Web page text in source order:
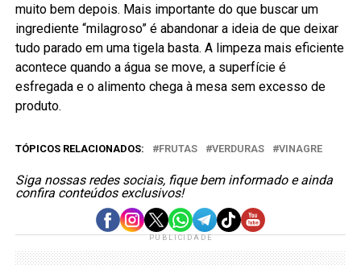
muito bem depois. Mais importante do que buscar um
ingrediente “milagroso” é abandonar a ideia de que deixar
tudo parado em uma tigela basta. A limpeza mais eficiente
acontece quando a água se move, a superfície é
esfregada e o alimento chega à mesa sem excesso de
produto.
TÓPICOS RELACIONADOS: FRUTAS VERDURAS VINAGRE
Siga nossas redes sociais, fique bem informado e ainda
confira conteúdos exclusivos!
PUBLICIDADE